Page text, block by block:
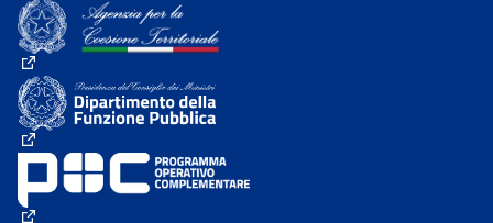
(Collegamento esterno)
(Collegamento esterno)